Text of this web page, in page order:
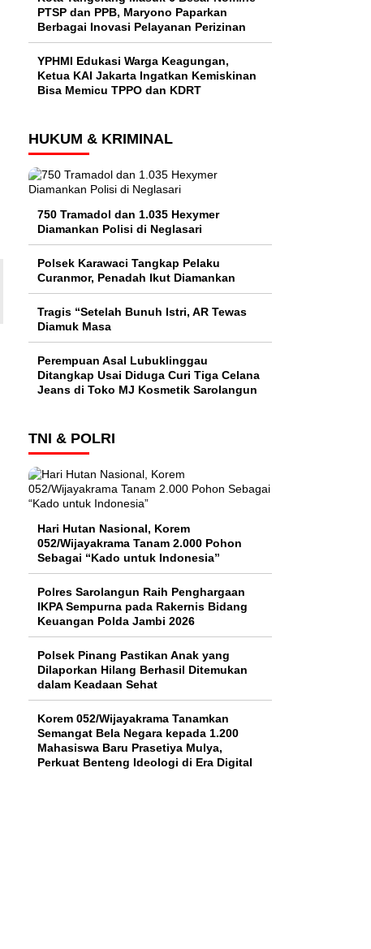
PTSP dan PPB, Maryono Paparkan
Berbagai Inovasi Pelayanan Perizinan
YPHMI Edukasi Warga Keagungan,
Ketua KAI Jakarta Ingatkan Kemiskinan
Bisa Memicu TPPO dan KDRT
HUKUM & KRIMINAL
750 Tramadol dan 1.035 Hexymer
Diamankan Polisi di Neglasari
Polsek Karawaci Tangkap Pelaku
Curanmor, Penadah Ikut Diamankan
Tragis “Setelah Bunuh Istri, AR Tewas
Diamuk Masa
Perempuan Asal Lubuklinggau
Ditangkap Usai Diduga Curi Tiga Celana
Jeans di Toko MJ Kosmetik Sarolangun
TNI & POLRI
Hari Hutan Nasional, Korem
052/Wijayakrama Tanam 2.000 Pohon
Sebagai “Kado untuk Indonesia”
Polres Sarolangun Raih Penghargaan
IKPA Sempurna pada Rakernis Bidang
Keuangan Polda Jambi 2026
Polsek Pinang Pastikan Anak yang
Dilaporkan Hilang Berhasil Ditemukan
dalam Keadaan Sehat
Korem 052/Wijayakrama Tanamkan
Semangat Bela Negara kepada 1.200
Mahasiswa Baru Prasetiya Mulya,
Perkuat Benteng Ideologi di Era Digital